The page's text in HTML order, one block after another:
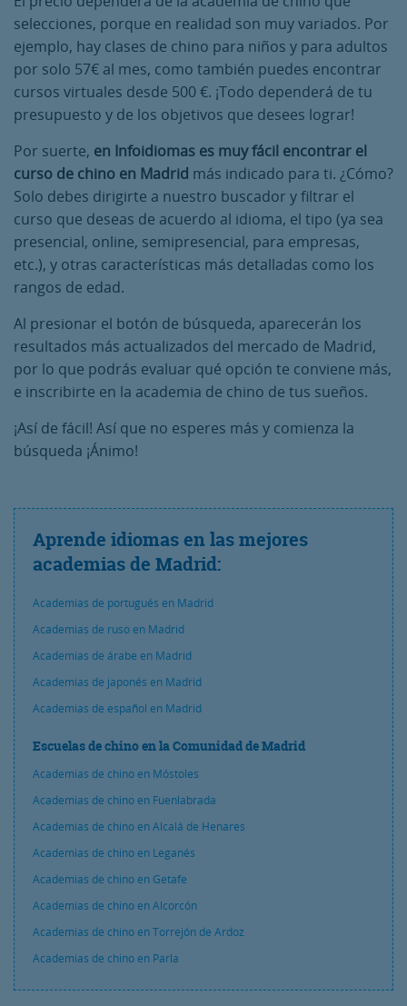
selecciones, porque en realidad son muy variados. Por
ejemplo, hay clases de chino para niños y para adultos
por solo 57€ al mes, como también puedes encontrar
cursos virtuales desde 500 €. ¡Todo dependerá de tu
presupuesto y de los objetivos que desees lograr!
Por suerte, en Infoidiomas es muy fácil encontrar el
curso de chino en Madrid más indicado para ti. ¿Cómo?
Solo debes dirigirte a nuestro buscador y filtrar el
curso que deseas de acuerdo al idioma, el tipo (ya sea
presencial, online, semipresencial, para empresas,
etc.), y otras características más detalladas como los
rangos de edad.
Al presionar el botón de búsqueda, aparecerán los
resultados más actualizados del mercado de Madrid,
por lo que podrás evaluar qué opción te conviene más,
e inscribirte en la academia de chino de tus sueños.
¡Así de fácil! Así que no esperes más y comienza la
búsqueda ¡Ánimo!
Aprende idiomas en las mejores
academias de Madrid:
Academias de portugués en Madrid
Academias de ruso en Madrid
Academias de árabe en Madrid
Academias de japonés en Madrid
Academias de español en Madrid
Escuelas de chino en la Comunidad de Madrid
Academias de chino en Móstoles
Academias de chino en Fuenlabrada
Academias de chino en Alcalá de Henares
Academias de chino en Leganés
Academias de chino en Getafe
Academias de chino en Alcorcón
Academias de chino en Torrejón de Ardoz
Academias de chino en Parla